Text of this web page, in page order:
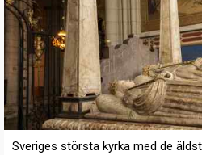
Sveriges största kyrka med de